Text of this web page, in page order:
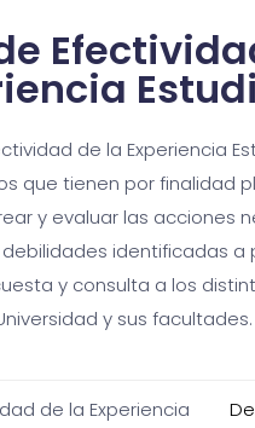
de la Experiencia
que tienen por finalidad
y evaluar las acciones
identificadas a
y consulta a los
y sus facultades.
de la Experiencia